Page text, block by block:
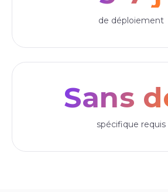
de déploiement
Sans
spécifique requis